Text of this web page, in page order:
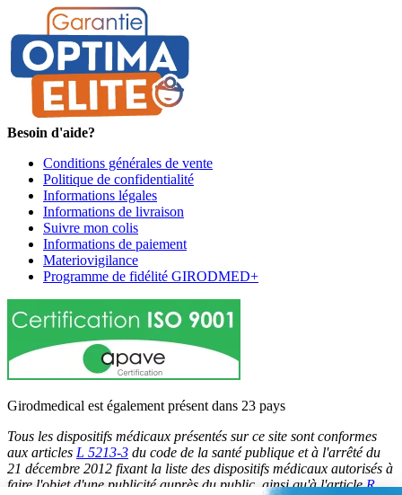
Besoin d'aide?
Conditions générales de vente
Politique de confidentialité
Informations légales
Informations de livraison
Suivre mon colis
Informations de paiement
Materiovigilance
Programme de fidélité GIRODMED+
Girodmedical est également présent dans 23 pays
Tous les dispositifs médicaux présentés sur ce site sont conformes
aux articles L 5213-3 du code de la santé publique et à l'arrêté du
21 décembre 2012 fixant la liste des dispositifs médicaux autorisés à
faire l'objet d'une publicité auprès du public, ainsi qu'à l'articleR